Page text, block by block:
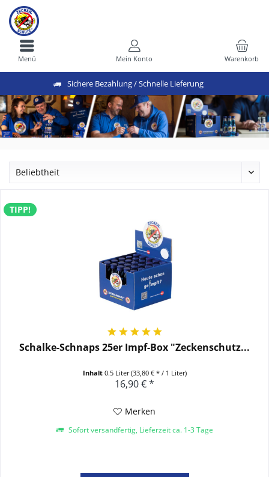
Sichere Bezahlung / Schnelle Lieferung
Warenkorb
Mein Konto
Menü
TIPP!
Schalke-Schnaps 25er Impf-Box "Zeckenschutz...
Inhalt 0.5 Liter(33,80 € * / 1 Liter)
16,90 € *
Merken
Sofort versandfertig, Lieferzeit ca. 1-3 Tage